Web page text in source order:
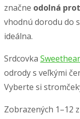
značne odolná
vhodnú dorodu do
ideálna.
Srdcovka
odrody s veľkými
Vyberte si
Zobrazených 1–12